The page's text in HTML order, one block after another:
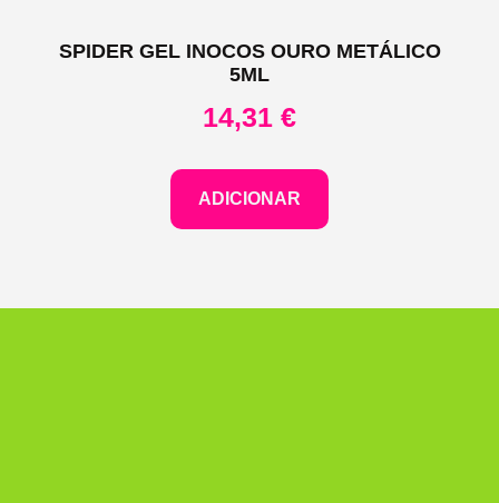
SPIDER GEL INOCOS OURO METÁLICO
5ML
14,31 €
ADICIONAR